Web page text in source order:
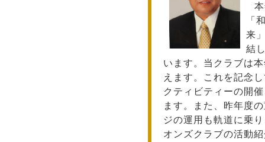
「
来
結
います。当クラブは
えます。これを記念
クティビティーの開
ます。また、昨年度
ジの運用も軌道に乗
オンズクラブの活動